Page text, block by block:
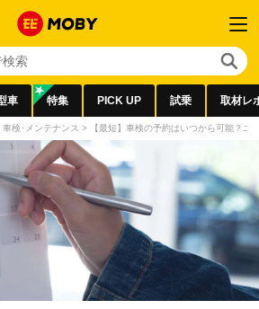
車 特集 PICK UP 試乗 取材レ
車検･メンテナンス > 【最短】車検の予約はいつから可能？ユ